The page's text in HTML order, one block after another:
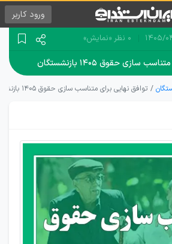
ورود کاربر
۰۴/۰۷ 0 نظر «نمایش»
سازی حقوق ۱۴۰۵ بازنشستگان
توافق نهایی برای متناسب سازی حقوق ۱۴۰۵ بازنشستگان